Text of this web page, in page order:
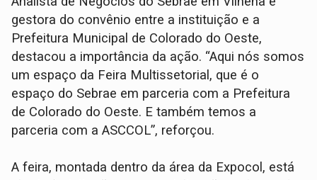
gestora do convênio entre a instituição e a
Prefeitura Municipal de Colorado do Oeste,
destacou a importância da ação. “Aqui nós somos
um espaço da Feira Multissetorial, que é o
espaço do Sebrae em parceria com a Prefeitura
de Colorado do Oeste. E também temos a
parceria com a ASCCOL”, reforçou.
A feira, montada dentro da área da Expocol, está